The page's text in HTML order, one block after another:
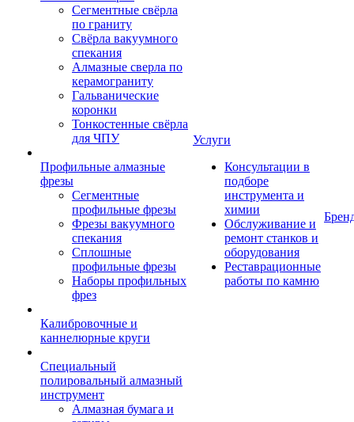
Сегментные свёрла
по граниту
Свёрла вакуумного
спекания
Алмазные сверла по
керамограниту
Гальванические
коронки
Тонкостенные свёрла
для ЧПУ
Профильные алмазные
фрезы
Сегментные
профильные фрезы
Фрезы вакуумного
спекания
Сплошные
профильные фрезы
Наборы профильных
фрез
Калибровочные и
каннелюрные круги
Специальный
полировальный алмазный
инструмент
Алмазная бумага и
Услуги
Консультации в
подборе
инструмента и
химии
Обслуживание и
ремонт станков и
оборудования
Реставрационные
работы по камню